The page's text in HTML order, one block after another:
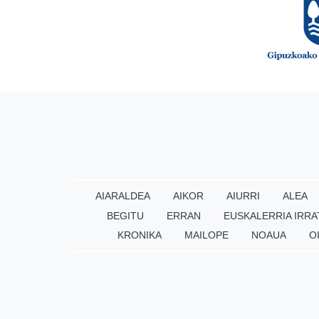
AIARALDEA AIKOR AIURRI ALEA
BEGITU
ERRAN EUSKALERRIA
KRONIKA
MAILOPE NOAUA